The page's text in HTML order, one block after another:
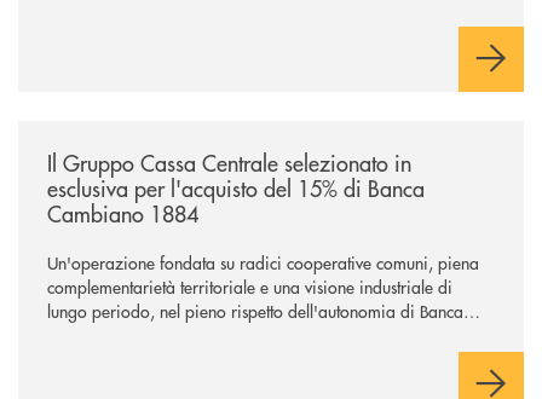
comuni e sulla prossimità ai territori, per ampliare l’offerta e
Il Gruppo Cassa Centrale selezionato in
esclusiva per l'acquisto del 15% di Banca
Cambiano 1884
Un'operazione fondata su radici cooperative comuni, piena
complementarietà territoriale e una visione industriale di
lungo periodo, nel pieno rispetto dell'autonomia di Banca
negoziazione esclusiva per la finalizzazione dell’operazione.